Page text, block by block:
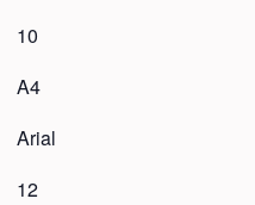
10
A4
Arial
12